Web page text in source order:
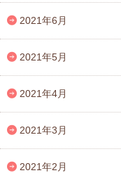
2021年6月
2021年5月
2021年4月
2021年3月
2021年2月